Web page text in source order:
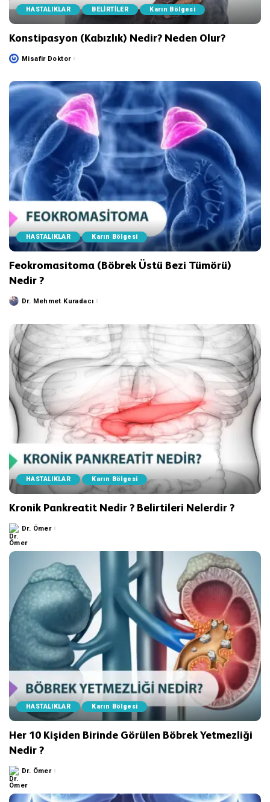
HASTALIKLAR BELİRTİLER Karın Bölgesi
Konstipasyon (Kabızlık) Nedir? Neden Olur?
PostedMisafir Doktor
HASTALIKLAR Karın Bölgesi
Feokromasitoma (Böbrek Üstü Bezi Tümörü)
Nedir ?
PostedDr. Mehmet Kuradacı
HASTALIKLAR Karın Bölgesi
Kronik Pankreatit Nedir ? Belirtileri Nelerdir ?
Posted
by
Dr. Ömer
HASTALIKLAR Karın Bölgesi
Her 10 Kişiden Birinde Görülen Böbrek Yetmezliği
Nedir ?
Posted
by
Dr. Ömer